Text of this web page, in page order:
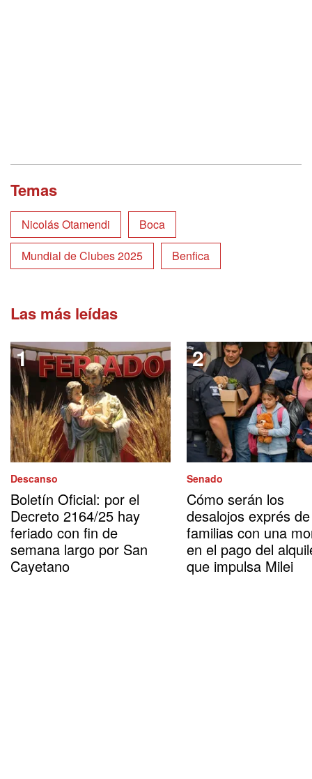
Temas
Nicolás Otamendi
Boca
Mundial de Clubes 2025
Benfica
Las más leídas
Descanso
Boletín Oficial: por el
Decreto 2164/25 hay
feriado con fin de
semana largo por San
Cayetano
Senado
Cómo serán los
desalojos exprés de
familias con una
en el pago del
que impulsa Milei